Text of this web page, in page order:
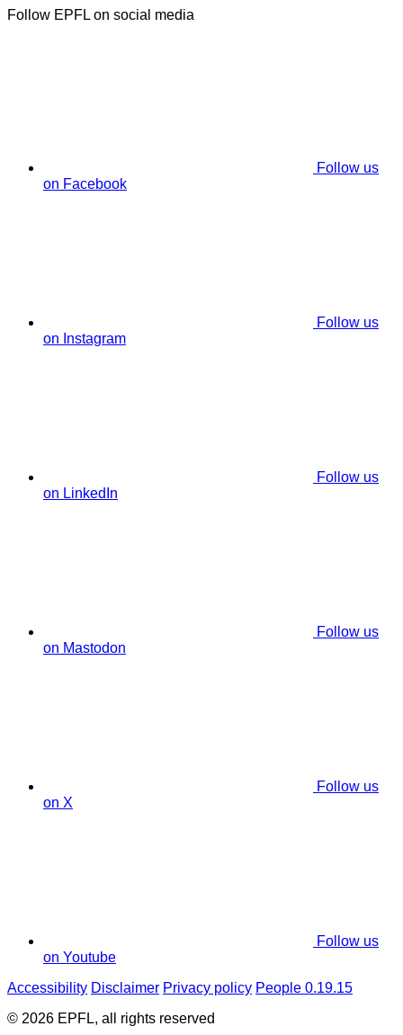
Follow EPFL on social media
Follow us
on Facebook
Follow us
on Instagram
Follow us
on LinkedIn
Follow us
on Mastodon
Follow us
on X
Follow us
on Youtube
Accessibility Disclaimer Privacy policy People 0.19.15
© 2026 EPFL, all rights reserved